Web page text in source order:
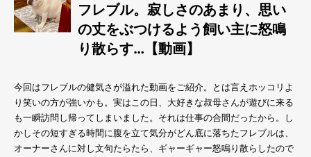
フレブル。寂しさのあまり、思い
の丈をぶつけるよう飼い主に怒鳴
り散らす…【動画】
今回はフレブルの健気さが溢れた動画をご紹介。とは言えホッコリよ
り笑いの方が強いかも。実はこの日、大好きな叔母さんが遊びに来る
も一瞬訪問し帰ってしまいました。それは仕事の合間だったから。し
かしその短すぎる時間に腹を立て気分がどん底に落ちたフレブルは、
オーナーさんに対し文句たらたら、ギャーギャー怒鳴り散らしたので